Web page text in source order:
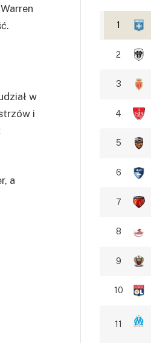
w
i
a
1
2
3
4
5
6
7
8
9
10
11